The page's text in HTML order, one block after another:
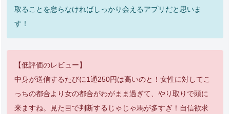
取ることを怠らなければしっかり会えるアプリだと思いま
す！
【低評価のレビュー】
中身が送信するたびに1通250円は高いのと！女性に対してこ
っちの都合より女の都合がわがまま過ぎて、やり取りで頭に
来ますね。見た目で判断するじゃじゃ馬が多すぎ！自信欲求